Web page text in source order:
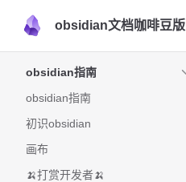
obsidian文档咖啡豆版
Skip to content
obsidian指南
obsidian指南
初识obsidian
画布
🍌打赏开发者🍌